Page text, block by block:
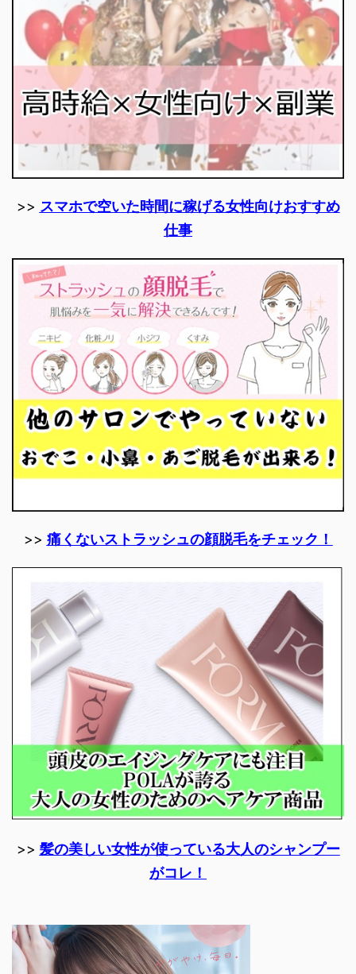
>> スマホで空いた時間に稼げる女性向けおすすめ
仕事
>> 痛くないストラッシュの顔脱毛をチェック！
>> 髪の美しい女性が使っている大人のシャンプー
がコレ！